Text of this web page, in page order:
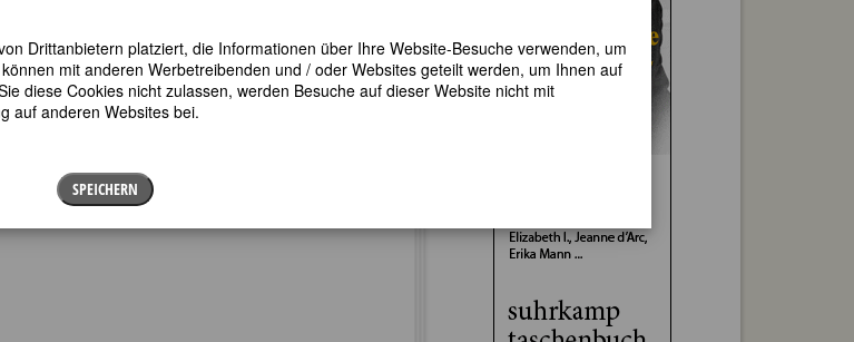
Drittanbietern platziert, die Informationen über Ihre Website-Besuche verwenden, um
mit anderen Werbetreibenden und / oder Websites geteilt werden, um Ihnen auf
diese Cookies nicht zulassen, werden Besuche auf dieser Website nicht mit
auf anderen Websites bei.
SPEICHERN